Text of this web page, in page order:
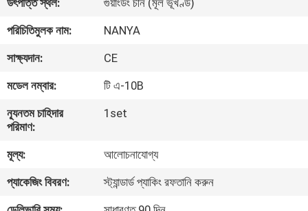
ভিডিও
VR
প্রদর্শন
আমাদের
সম্পর্কে
উৎপত্তি স্থল:
গুয়াংডং চীন (মূল ভূখণ্ড)
পরিচিতিমুলক নাম:
NANYA
সাক্ষ্যদান:
CE
মডেল নম্বার:
টি এ-10B
ন্যূনতম চাহিদার
পরিমাণ:
1set
মূল্য:
আলোচনাযোগ্য
প্যাকেজিং বিবরণ:
স্ট্যান্ডার্ড প্যাকিং রফতানি করুন